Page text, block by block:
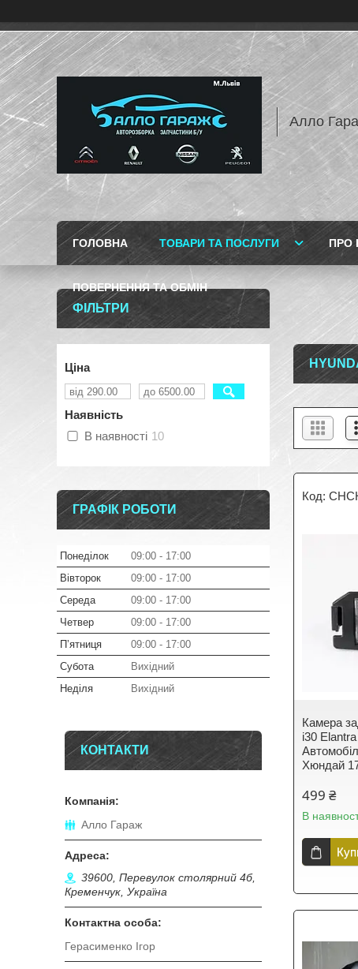
Алло
ГОЛОВНА ТОВАРИ ТА ПОСЛУГИ ПРО
ПОВЕРНЕННЯ ТА ОБМІН
Камера
i30
Хюндай
499 ₴
В
ФІЛЬТРИ
Ціна
Наявність
В наявності 10
ГРАФІК РОБОТИ
Понеділок 09:00
17:00
Вівторок
09:00
17:00
Середа
09:00
17:00
Четвер
09:00
17:00
Пʼятниця
09:00
17:00
Субота
Вихідний
Неділя
Вихідний
КОНТАКТИ
Алло Гараж
39600, Перевулок столярний 4б,
Кременчук, Україна
Герасименко Ігор